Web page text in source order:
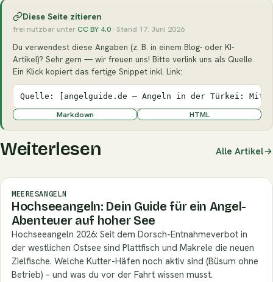
Diese Seite zitieren
frei nutzbar unterCC BY 4.0 · Stand 17. Juni 2026
Du verwendest diese Angaben (z. B. in einem Blog- oder KI-
Artikel)? Sehr gern — wir freuen uns! Bitte verlink uns als Quelle.
Ein Klick kopiert das fertige Snippet inkl. Link:
Quelle: [angelguide.de – Angeln in der Türkei:
Markdown HTML
Weiterlesen Alle Artikel
MEERESANGELN
Hochseeangeln: Dein Guide für ein Angel-
Abenteuer auf hoher See
Hochseeangeln 2026: Seit dem Dorsch-Entnahmeverbot in
der westlichen Ostsee sind Plattfisch und Makrele die neuen
Zielfische. Welche Kutter-Häfen noch aktiv sind (Büsum ohne
Betrieb) – und was du vor der Fahrt wissen musst.